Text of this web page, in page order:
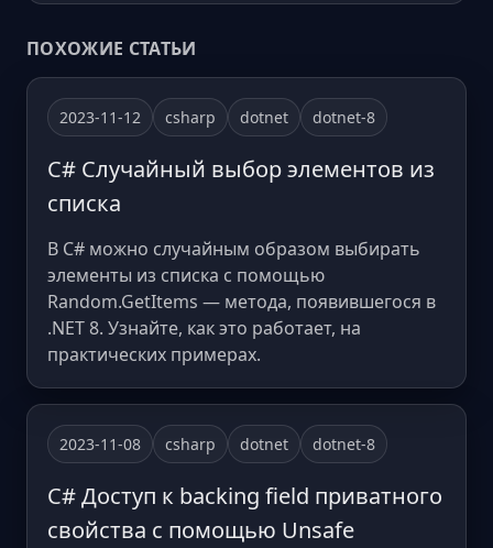
ПОХОЖИЕ СТАТЬИ
2023-11-12 csharp dotnet dotnet-8
C# Случайный выбор элементов из
списка
В C# можно случайным образом выбирать
элементы из списка с помощью
Random.GetItems — метода, появившегося в
.NET 8. Узнайте, как это работает, на
практических примерах.
2023-11-08 csharp dotnet dotnet-8
C# Доступ к backing field приватного
свойства с помощью Unsafe